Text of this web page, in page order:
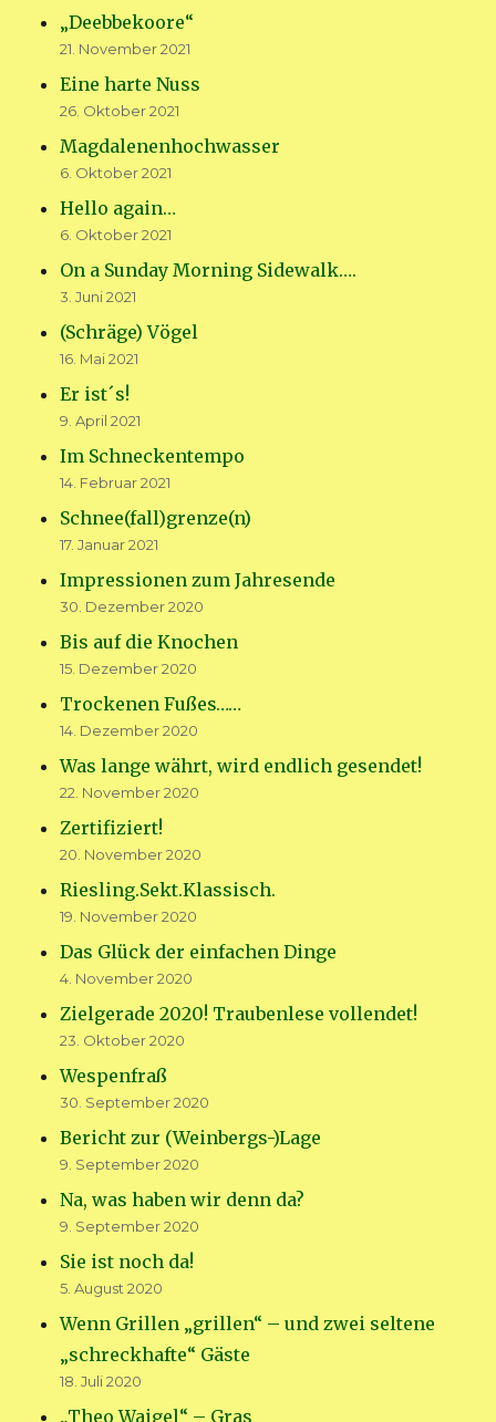
„Deebbekoore“
21. November 2021
Eine harte Nuss
26. Oktober 2021
Magdalenenhochwasser
6. Oktober 2021
Hello again…
6. Oktober 2021
On a Sunday Morning Sidewalk….
3. Juni 2021
(Schräge) Vögel
16. Mai 2021
Er ist´s!
9. April 2021
Im Schneckentempo
14. Februar 2021
Schnee(fall)grenze(n)
17. Januar 2021
Impressionen zum Jahresende
30. Dezember 2020
Bis auf die Knochen
15. Dezember 2020
Trockenen Fußes……
14. Dezember 2020
Was lange währt, wird endlich gesendet!
22. November 2020
Zertifiziert!
20. November 2020
Riesling.Sekt.Klassisch.
19. November 2020
Das Glück der einfachen Dinge
4. November 2020
Zielgerade 2020! Traubenlese vollendet!
23. Oktober 2020
Wespenfraß
30. September 2020
Bericht zur (Weinbergs-)Lage
9. September 2020
Na, was haben wir denn da?
9. September 2020
Sie ist noch da!
5. August 2020
Wenn Grillen „grillen“ – und zwei seltene
„schreckhafte“ Gäste
18. Juli 2020
„Theo Waigel“ – Gras